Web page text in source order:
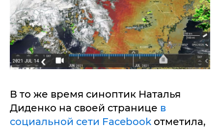
В то же время синоптик Наталья
Диденко на своей странице в
социальной сети Facebook отметила,